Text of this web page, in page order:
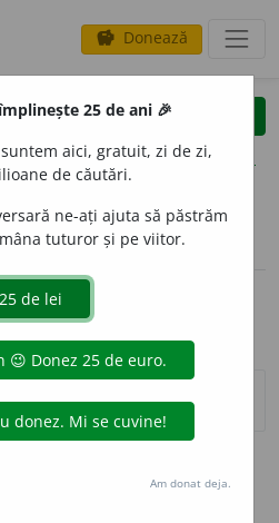
savings Donează
clear
opțiuni
volume_up (33)
25 de ani 🎉
aici, gratuit, zi de zi,
de căutări.
ne-ați ajuta să păstrăm
tuturor și pe viitor.
Am donat deja.